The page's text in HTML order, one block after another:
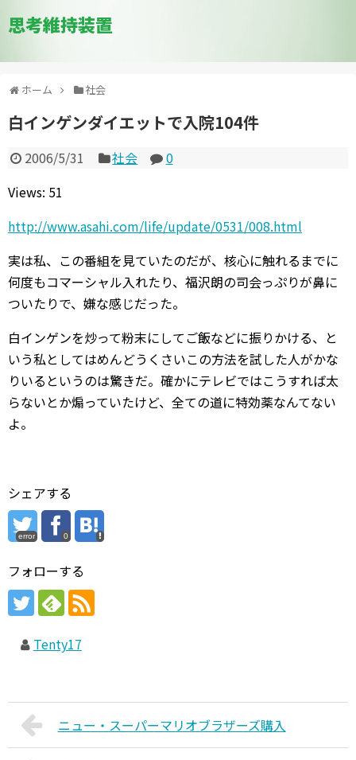
思考維持装置
ホーム 社会
白インゲンダイエットで入院104件
2006/5/31 社会
0
Views: 51
http://www.asahi.com/life/update/0531/008.html
実は私、この番組を見ていたのだが、核心に触れるまでに
何度もコマーシャル入れたり、福沢朗の司会っぷりが鼻に
ついたりで、嫌な感じだった。
白インゲンを炒って粉末にしてご飯などに振りかける、と
いう私としてはめんどうくさいこの方法を試した人がかな
りいるというのは驚きだ。確かにテレビではこうすれば太
らないとか煽っていたけど、全ての道に特効薬なんてない
よ。
シェアする
error 0
フォローする
Tenty17
ニュー・スーパーマリオブラザーズ購入